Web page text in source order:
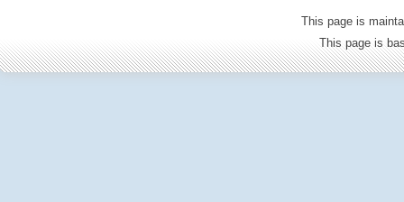
This page is
This page is